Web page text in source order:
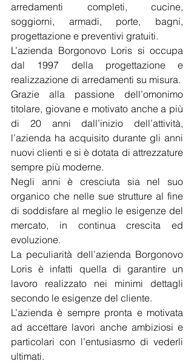
arredamenti completi, cucine,
soggiorni, armadi, porte, bagni,
progettazione e preventivi gratuiti.
L’azienda Borgonovo Loris si occupa
dal 1997 della progettazione e
realizzazione di arredamenti su misura.
Grazie alla passione dell’omonimo
titolare, giovane e motivato anche a più
di 20 anni dall’inizio dell’attività,
l’azienda ha acquisito durante gli anni
nuovi clienti e si è dotata di attrezzature
sempre più moderne.
Negli anni è cresciuta sia nel suo
organico che nelle sue strutture al fine
di soddisfare al meglio le esigenze del
mercato, in continua crescita ed
evoluzione.
La peculiarità dell’azienda Borgonovo
Loris è infatti quella di garantire un
lavoro realizzato nei minimi dettagli
secondo le esigenze del cliente.
L’azienda è sempre pronta e motivata
ad accettare lavori anche ambiziosi e
particolari con l’entusiasmo di vederli
ultimati.